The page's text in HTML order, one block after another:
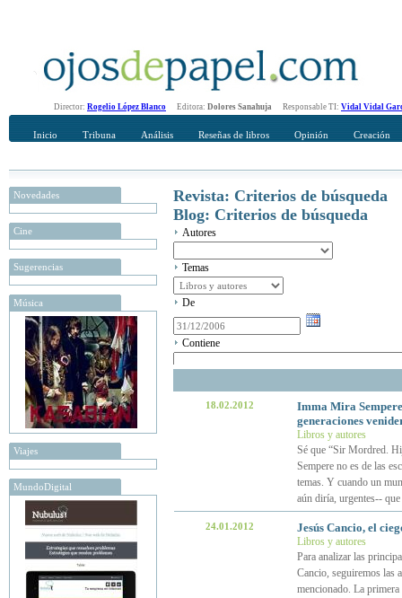
Director: Rogelio López Blanco Editora: Dolores Sanahuja Responsable TI: Vidal Vidal
Inicio Tribuna Análisis Reseñas de libros Opinión Creación
Novedades
Cine
Sugerencias
Música
Viajes
MundoDigital
Revista: Criterios de búsqueda
Blog: Criterios de búsqueda
Autores
Temas
De
Contiene
18.02.2012
Imma Mira
generaciones
Libros y autores
Sé que “Sir Mordred.
Sempere no es de las
temas. Y cuando un
aún diría, urgentes--
24.01.2012 Jesús Cancio, el
Libros y autores
Para analizar las
Cancio, seguiremos las
mencionado. La